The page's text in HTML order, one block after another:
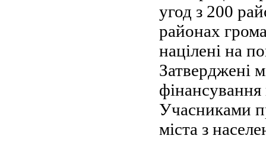
угод з 200
районах
націлені на
Затверджені
Учасниками
міста з